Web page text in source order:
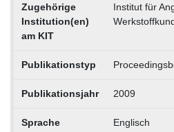
Zugehörige
Institution(en)
am KIT
Institut für
Publikationstyp
Publikationsjahr 2009
Sprache Englisch